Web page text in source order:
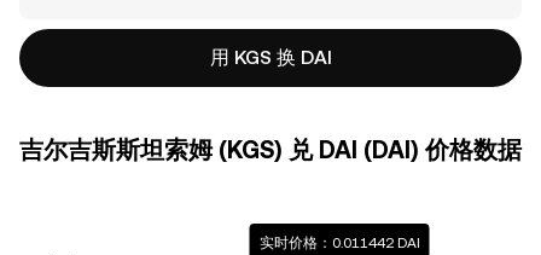
用 KGS 换 DAI
吉尔吉斯斯坦索姆 (KGS) 兑 DAI (DAI) 价格数据
实时价格：0.011442 DAI